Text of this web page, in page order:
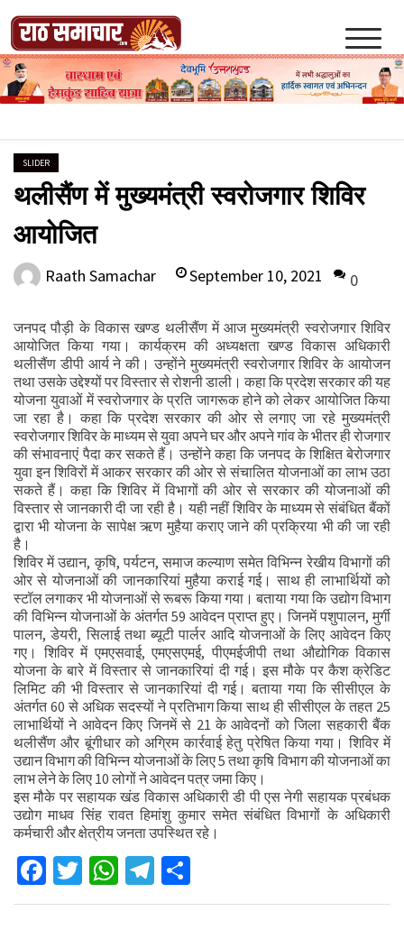
content
Raath Samachar
SLIDER
थलीसैंण में मुख्यमंत्री स्वरोजगार शिविर
आयोजित
Raath Samachar September 10, 2021 0
जनपद पौड़ी के विकास खण्ड थलीसैंण में आज मुख्यमंत्री स्वरोजगार शिविर
आयोजित किया गया। कार्यक्रम की अध्यक्षता खण्ड विकास अधिकारी
थलीसैंण डीपी आर्य ने की। उन्होंने मुख्यमंत्री स्वरोजगार शिविर के आयोजन
तथा उसके उद्देश्यों पर विस्तार से रोशनी डाली। कहा कि प्रदेश सरकार की यह
योजना युवाओं में स्वरोजगार के प्रति जागरूक होने को लेकर आयोजित किया
जा रहा है। कहा कि प्रदेश सरकार की ओर से लगाए जा रहे मुख्यमंत्री
स्वरोजगार शिविर के माध्यम से युवा अपने घर और अपने गांव के भीतर ही रोजगार
की संभावनाएं पैदा कर सकते हैं। उन्होंने कहा कि जनपद के शिक्षित बेरोजगार
युवा इन शिविरों में आकर सरकार की ओर से संचालित योजनाओं का लाभ उठा
सकते हैं। कहा कि शिविर में विभागों की ओर से सरकार की योजनाओं की
विस्तार से जानकारी दी जा रही है। यही नहीं शिविर के माध्यम से संबंधित बैंकों
द्वारा भी योजना के सापेक्ष ऋण मुहैया कराए जाने की प्रक्रिया भी की जा रही
है।
शिविर में उद्यान, कृषि, पर्यटन, समाज कल्याण समेत विभिन्न रेखीय विभागों की
ओर से योजनाओं की जानकारियां मुहैया कराई गई। साथ ही लाभार्थियों को
स्टॉल लगाकर भी योजनाओं से रूबरू किया गया। बताया गया कि उद्योग विभाग
की विभिन्न योजनाओं के अंतर्गत 59 आवेदन प्राप्त हुए। जिनमें पशुपालन, मुर्गी
पालन, डेयरी, सिलाई तथा ब्यूटी पार्लर आदि योजनाओं के लिए आवेदन किए
गए। शिविर में एमएसवाई, एमएसएमई, पीएमईजीपी तथा औद्योगिक विकास
योजना के बारे में विस्तार से जानकारियां दी गई। इस मौके पर कैश क्रेडिट
लिमिट की भी विस्तार से जानकारियां दी गई। बताया गया कि सीसीएल के
अंतर्गत 60 से अधिक सदस्यों ने प्रतिभाग किया साथ ही सीसीएल के तहत 25
लाभार्थियों ने आवेदन किए जिनमें से 21 के आवेदनों को जिला सहकारी बैंक
थलीसैंण और बूंगीधार को अग्रिम कार्रवाई हेतु प्रेषित किया गया। शिविर में
उद्यान विभाग की विभिन्न योजनाओं के लिए 5 तथा कृषि विभाग की योजनाओं का
लाभ लेने के लिए 10 लोगों ने आवेदन पत्र जमा किए।
इस मौके पर सहायक खंड विकास अधिकारी डी पी एस नेगी सहायक प्रबंधक
उद्योग माधव सिंह रावत हिमांशु कुमार समेत संबंधित विभागों के अधिकारी
कर्मचारी और क्षेत्रीय जनता उपस्थित रहे।
Facebook
Twitter
WhatsApp
Telegram